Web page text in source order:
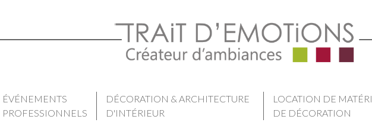
ÉVÉNEMENTS
PROFESSIONNELS
DÉCORATION & ARCHITECTURE
D'INTÉRIEUR
LOCATION DE
DE DÉCORATION